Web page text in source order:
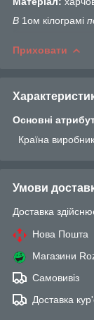
В 1ом кілограмі
Приховати
Основні
Країна виробник
Умови
Доставка
Нова Пошта
Магазини
Самовивіз
Доставка